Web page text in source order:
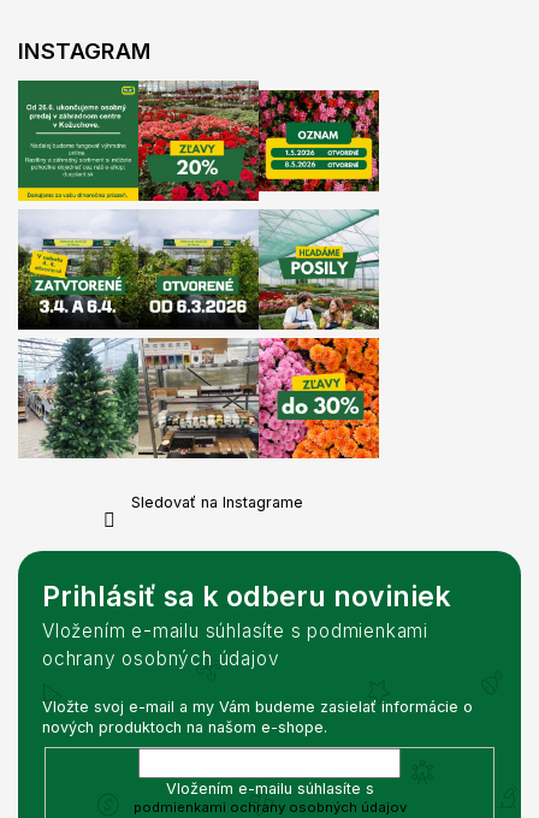
INSTAGRAM
Sledovať na Instagrame
Prihlásiť sa k odberu noviniek
Vložením e-mailu súhlasíte s podmienkami
ochrany osobných údajov
Vložte svoj e-mail a my Vám budeme zasielať informácie o
nových produktoch na našom e-shope.
Vložením e-mailu súhlasíte s
podmienkami ochrany osobných údajov